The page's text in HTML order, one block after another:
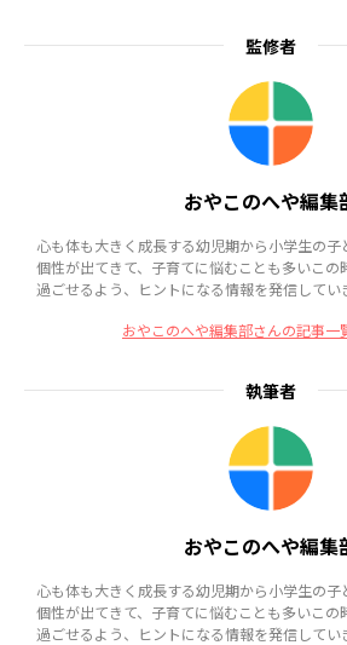
監修者
おやこのへや編集
心も体も大きく成長する幼児期から小学生の
個性が出てきて、子育てに悩むことも多いこの
過ごせるよう、ヒントになる情報を発信してい
おやこのへや編集部さんの記事一
執筆者
おやこのへや編集
心も体も大きく成長する幼児期から小学生の
個性が出てきて、子育てに悩むことも多いこの
過ごせるよう、ヒントになる情報を発信してい